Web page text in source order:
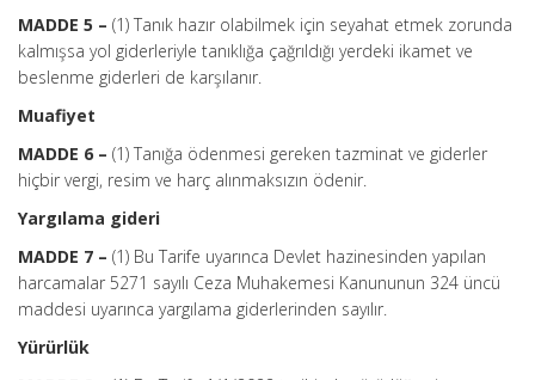
MADDE 5 – (1) Tanık hazır olabilmek için seyahat etmek zorunda
kalmışsa yol giderleriyle tanıklığa çağrıldığı yerdeki ikamet ve
beslenme giderleri de karşılanır.
Muafiyet
MADDE 6 – (1) Tanığa ödenmesi gereken tazminat ve giderler
hiçbir vergi, resim ve harç alınmaksızın ödenir.
Yargılama gideri
MADDE 7 – (1) Bu Tarife uyarınca Devlet hazinesinden yapılan
harcamalar 5271 sayılı Ceza Muhakemesi Kanununun 324 üncü
maddesi uyarınca yargılama giderlerinden sayılır.
Yürürlük